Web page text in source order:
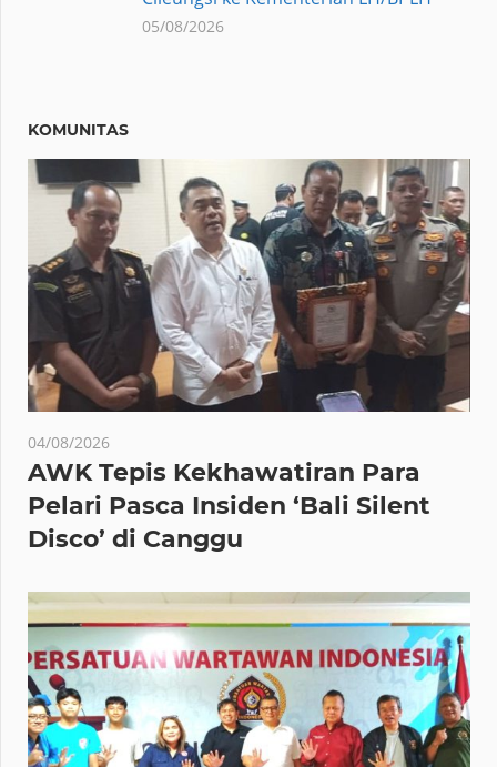
05/08/2026
KOMUNITAS
04/08/2026
AWK Tepis Kekhawatiran Para
Pelari Pasca Insiden ‘Bali Silent
Disco’ di Canggu